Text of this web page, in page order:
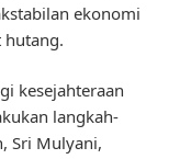
ekonomi
hutang.
kesejahteraan
langkah-
Sri Mulyani,